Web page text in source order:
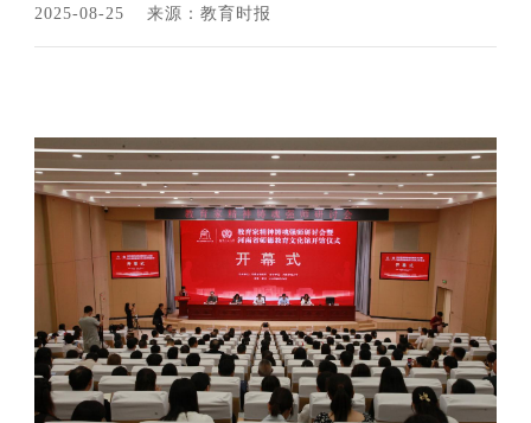
2025-08-25 来源：教育时报